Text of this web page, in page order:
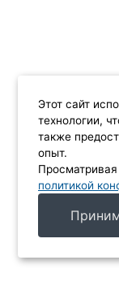
Этот сайт
технологии,
также
опыт.
политикой